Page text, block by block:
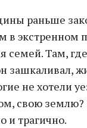
раньше
в экстренном
семей. Там, где
зашкаливал,
не хотели
свою
и трагично.